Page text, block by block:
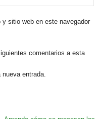
sitio web en este navegador
comentarios a esta
nueva entrada.